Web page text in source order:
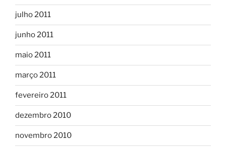
julho 2011
junho 2011
maio 2011
março 2011
fevereiro 2011
dezembro 2010
novembro 2010